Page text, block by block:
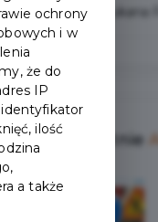
Ostatnie
ochrony
i w
że do
IP
identyfikator
ilość
a także